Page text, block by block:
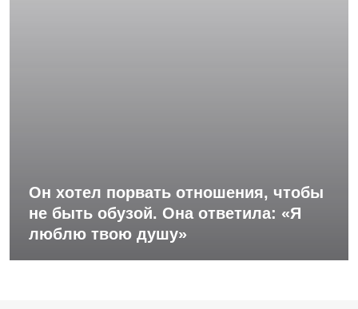
Он хотел порвать отношения, чтобы
не быть обузой. Она ответила: «Я
люблю твою душу»